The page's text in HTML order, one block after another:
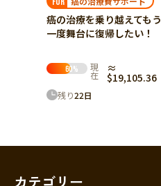
癌の治療を乗り越えてもう
一度舞台に復帰したい！
60% 現
在
≈
$19,105.36
残り22日
カテゴリー